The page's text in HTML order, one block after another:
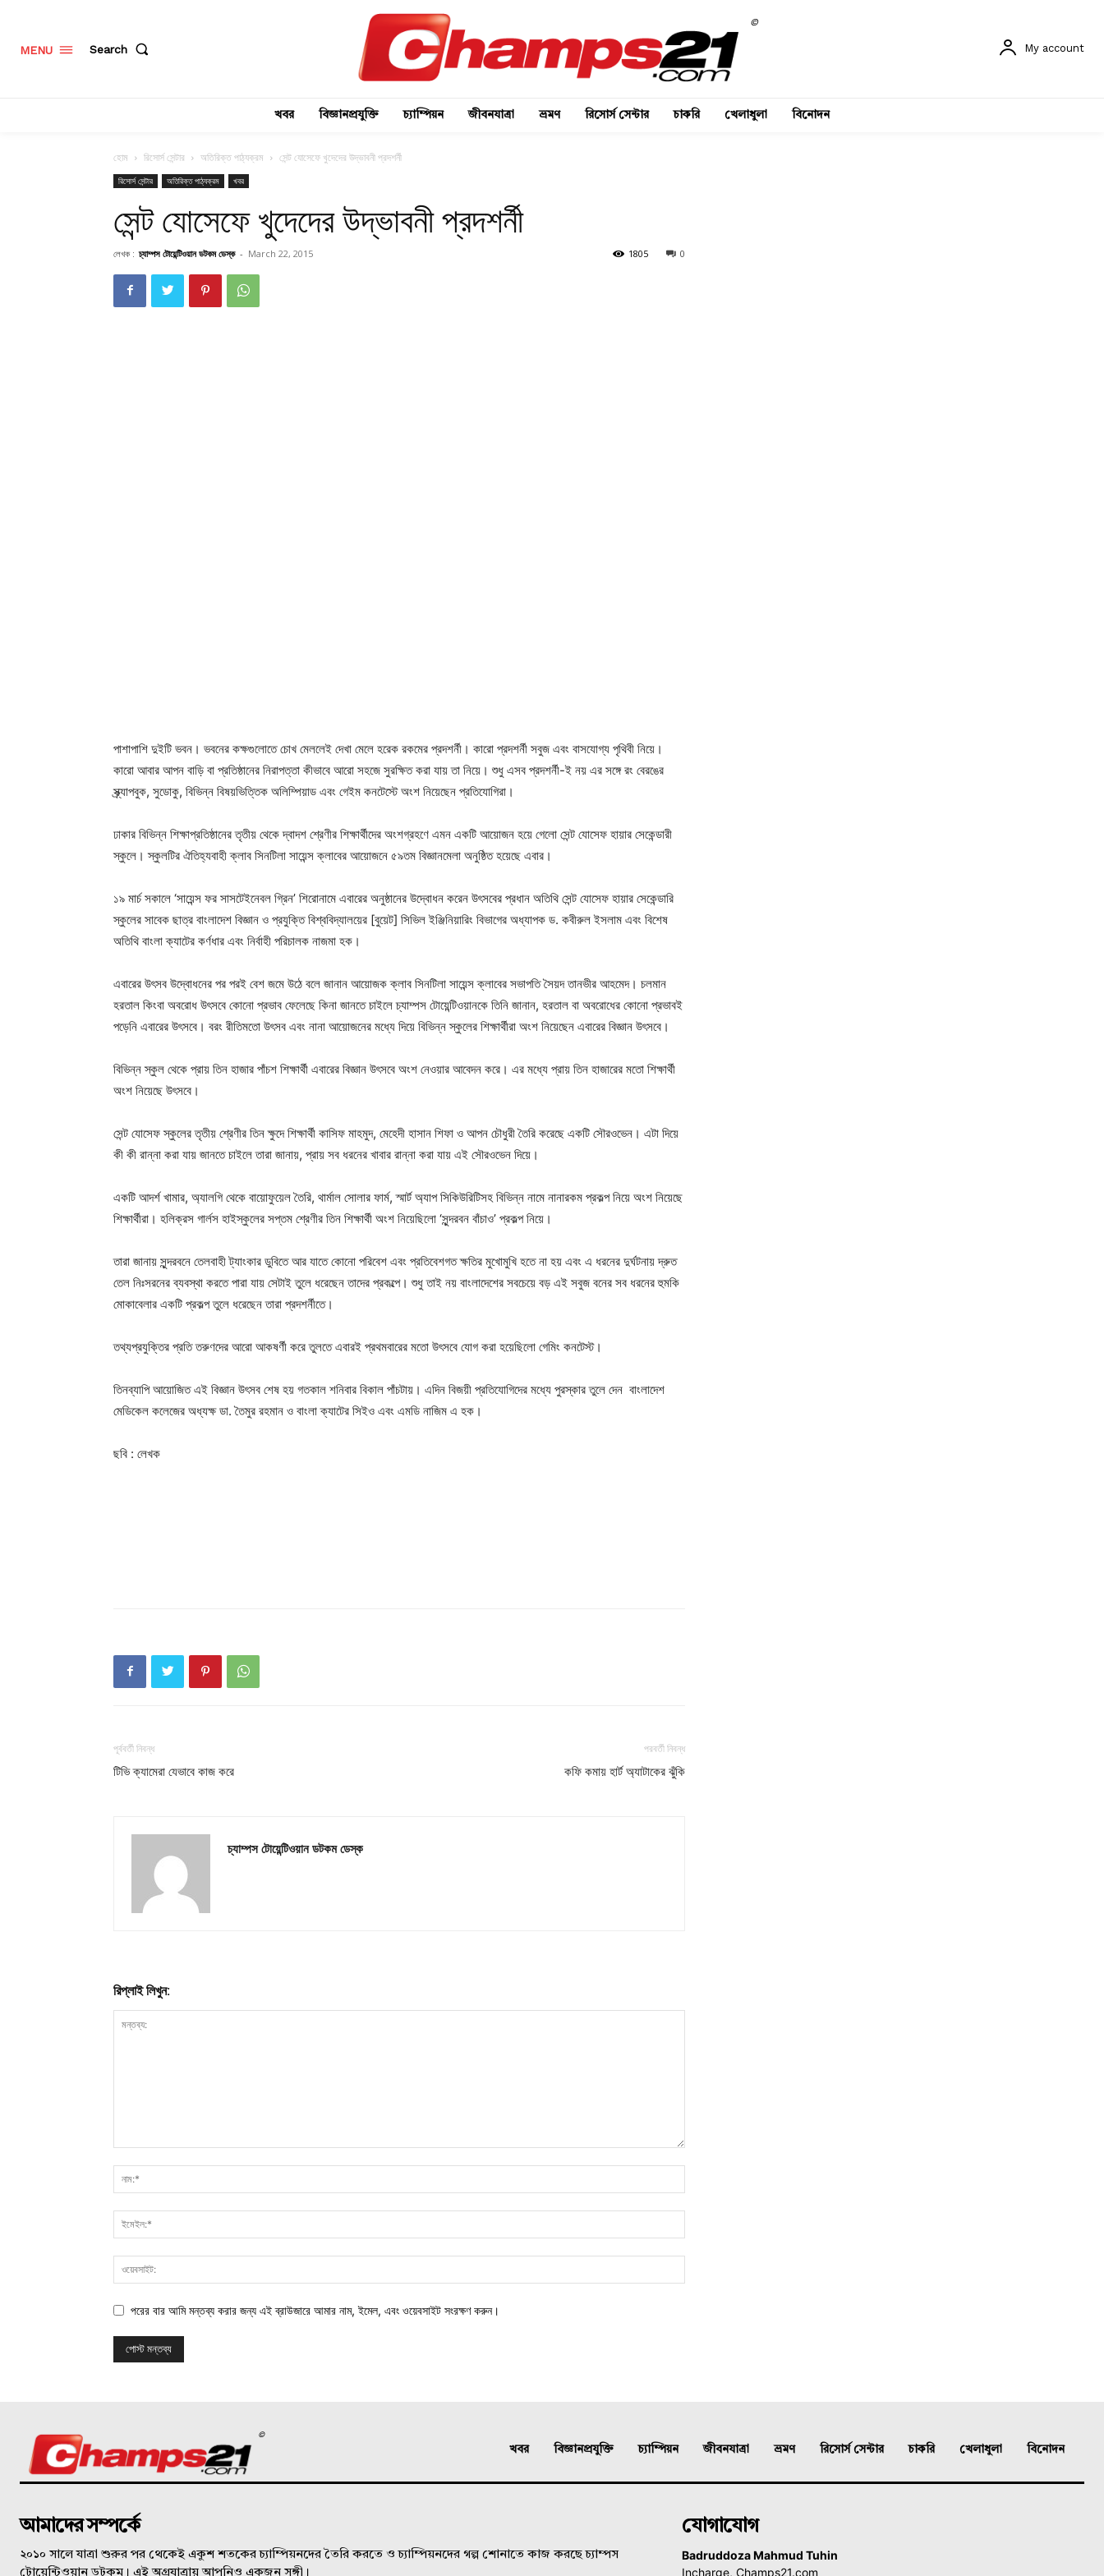
Champs21
Contact us
MENU Search
©
My account
খবর বিজ্ঞানপ্রযুক্তি চ্যাম্পিয়ন জীবনযাত্রা ভ্রমণ রিসোর্স সেন্টার চাকরি খেলাধুলা বিনোদন
হোম রিসোর্স সেন্টার অতিরিক্ত পাঠ্যক্রম সেন্ট যোসেফে খুদেদের উদ্ভাবনী প্রদশর্নী
রিসোর্স সেন্টার অতিরিক্ত পাঠ্যক্রম খবর
সেন্ট যোসেফে খুদেদের উদ্ভাবনী প্রদশর্নী
লেখক : চ্যাম্পস টোয়েন্টিওয়ান ডটকম ডেস্ক - March 22, 2015 0
1805
পাশাপাশি দুইটি ভবন। ভবনের কক্ষগুলোতে চোখ মেললেই দেখা মেলে হরেক রকমের প্রদশর্নী। কারো প্রদশর্নী সবুজ এবং বাসযোগ্য পৃথিবী নিয়ে।
কারো আবার আপন বাড়ি বা প্রতিষ্ঠানের নিরাপত্তা কীভাবে আরো সহজে সুরক্ষিত করা যায় তা নিয়ে। শুধু এসব প্রদশর্নী-ই নয় এর সঙ্গে রং বেরঙের
স্ক্র্যাপবুক, সুডোকু, বিভিন্ন বিষয়ভিত্তিক অলিম্পিয়াড এবং গেইম কনটেস্টে অংশ নিয়েছেন প্রতিযোগিরা।
ঢাকার বিভিন্ন শিক্ষাপ্রতিষ্ঠানের তৃতীয় থেকে দ্বাদশ শ্রেণীর শিক্ষার্থীদের অংশগ্রহণে এমন একটি আয়োজন হয়ে গেলো সেন্ট যোসেফ হায়ার সেকেন্ডারী
স্কুলে। স্কুলটির ঐতিহ্যবাহী ক্লাব সিনটিলা সায়েন্স ক্লাবের আয়োজনে ৫৯তম বিজ্ঞানমেলা অনুষ্ঠিত হয়েছে এবার।
১৯ মার্চ সকালে ‘সায়েন্স ফর সাসটেইনেবল গ্রিন’ শিরোনামে এবারের অনুষ্ঠানের উদ্বোধন করেন উৎসবের প্রধান অতিথি সেন্ট যোসেফ হায়ার সেকেন্ডারি
স্কুলের সাবেক ছাত্র বাংলাদেশ বিজ্ঞান ও প্রযুক্তি বিশ্ববিদ্যালয়ের [বুয়েট] সিভিল ইঞ্জিনিয়ারিং বিভাগের অধ্যাপক ড. কবীরুল ইসলাম এবং বিশেষ
অতিথি বাংলা ক্যাটের কর্ণধার এবং নির্বাহী পরিচালক নাজমা হক।
এবারের উৎসব উদ্বোধনের পর পরই বেশ জমে উঠে বলে জানান আয়োজক ক্লাব সিনটিলা সায়েন্স ক্লাবের সভাপতি সৈয়দ তানভীর আহমেদ। চলমান
হরতাল কিংবা অবরোধ উৎসবে কোনো প্রভাব ফেলেছে কিনা জানতে চাইলে চ্যাম্পস টোয়েন্টিওয়ানকে তিনি জানান, হরতাল বা অবরোধের কোনো প্রভাবই
পড়েনি এবারের উৎসবে। বরং রীতিমতো উৎসব এবং নানা আয়োজনের মধ্যে দিয়ে বিভিন্ন স্কুলের শিক্ষার্থীরা অংশ নিয়েছেন এবারের বিজ্ঞান উৎসবে।
বিভিন্ন স্কুল থেকে প্রায় তিন হাজার পাঁচশ শিক্ষার্থী এবারের বিজ্ঞান উৎসবে অংশ নেওয়ার আবেদন করে। এর মধ্যে প্রায় তিন হাজারের মতো শিক্ষার্থী
অংশ নিয়েছে উৎসবে।
সেন্ট যোসেফ স্কুলের তৃতীয় শ্রেণীর তিন ক্ষুদে শিক্ষার্থী কাসিফ মাহমুদ, মেহেদী হাসান শিফা ও আপন চৌধুরী তৈরি করেছে একটি সৌরওভেন। এটা দিয়ে
কী কী রান্না করা যায় জানতে চাইলে তারা জানায়, প্রায় সব ধরনের খাবার রান্না করা যায় এই সৌরওভেন দিয়ে।
একটি আদর্শ খামার, অ্যালগি থেকে বায়োফুয়েল তৈরি, থার্মাল সোলার ফার্ম, স্মার্ট অ্যাপ সিকিউরিটিসহ বিভিন্ন নামে নানারকম প্রকল্প নিয়ে অংশ নিয়েছে
শিক্ষার্থীরা। হলিক্রস গার্লস হাইস্কুলের সপ্তম শ্রেণীর তিন শিক্ষার্থী অংশ নিয়েছিলো ‘সুন্দরবন বাঁচাও’ প্রকল্প নিয়ে।
তারা জানায় সুন্দরবনে তেলবাহী ট্যাংকার ডুবিতে আর যাতে কোনো পরিবেশ এবং প্রতিবেশগত ক্ষতির মুখোমুখি হতে না হয় এবং এ ধরনের দুর্ঘটনায় দ্রুত
তেল নিঃসরনের ব্যবস্থা করতে পারা যায় সেটাই তুলে ধরেছেন তাদের প্রকল্পে। শুধু তাই নয় বাংলাদেশের সবচেয়ে বড় এই সবুজ বনের সব ধরনের হুমকি
মোকাবেলার একটি প্রকল্প তুলে ধরেছেন তারা প্রদশর্নীতে।
তথ্যপ্রযুক্তির প্রতি তরুণদের আরো আকষর্ণী করে তুলতে এবারই প্রথমবারের মতো উৎসবে যোগ করা হয়েছিলো গেমিং কনটেস্ট।
তিনব্যাপি আয়োজিত এই বিজ্ঞান উৎসব শেষ হয় গতকাল শনিবার বিকাল পাঁচটায়। এদিন বিজয়ী প্রতিযোগিদের মধ্যে পুরস্কার তুলে দেন বাংলাদেশ
মেডিকেল কলেজের অধ্যক্ষ ডা. তৈমুর রহমান ও বাংলাক্যাটের সিইও এবং এমডি নাজিম এ হক।
ছবি : লেখক
পূর্ববর্তী নিবন্ধ
টিভি ক্যামেরা যেভাবে কাজ করে
পরবর্তী নিবন্ধ
কফি কমায় হার্ট অ্যাটাকের ঝুঁকি
চ্যাম্পস টোয়েন্টিওয়ান ডটকম ডেস্ক
রিপ্লাই লিখুন:
পরের বার আমি মন্তব্য করার জন্য এই ব্রাউজারে আমার নাম, ইমেল, এবং ওয়েবসাইট সংরক্ষণ করুন।
©
খবর বিজ্ঞানপ্রযুক্তি চ্যাম্পিয়ন জীবনযাত্রা ভ্রমণ রিসোর্স সেন্টার চাকরি খেলাধুলা বিনোদন
আমাদের সম্পর্কে
২০১০ সালে যাত্রা শুরুর পর থেকেই একুশ শতকের চ্যাম্পিয়নদের তৈরি করতে ও চ্যাম্পিয়নদের গল্প শোনাতে কাজ করছে চ্যাম্পস
টোয়েন্টিওয়ান ডটকম। এই অগ্রযাত্রায় আপনিও একজন সঙ্গী।
যোগাযোগ
Badruddoza Mahmud Tuhin
Incharge, Champs21.com